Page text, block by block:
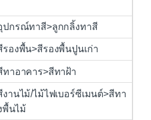
กรณ์ทาสี>ลูกกลิ้งทาสี
องพื้น>สีรองพื้นปูนเก่า
าอาคาร>สีทาฝ้า
านไม้/ไม้ไฟเบอร์ซีเมนต์>สีทา
พื้นไม้